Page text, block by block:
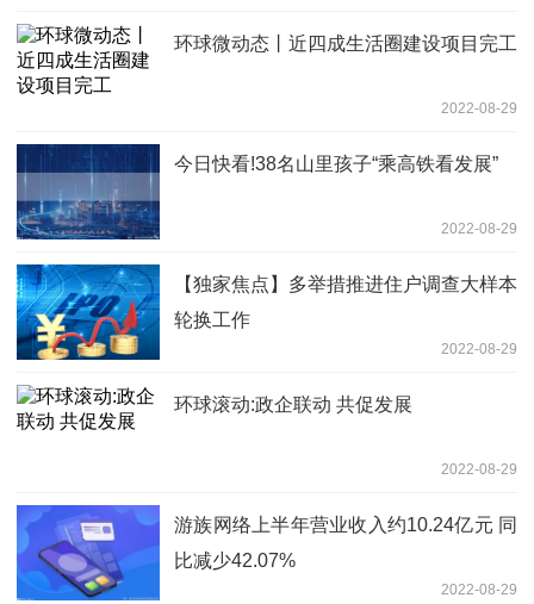
环球微动态丨近四成生活圈建设项目完工
2022-08-29
今日快看!38名山里孩子“乘高铁看发展”
2022-08-29
【独家焦点】多举措推进住户调查大样本
轮换工作
2022-08-29
环球滚动:政企联动 共促发展
2022-08-29
游族网络上半年营业收入约10.24亿元 同
比减少42.07%
2022-08-29